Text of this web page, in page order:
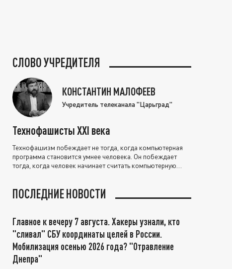
СЛОВО УЧРЕДИТЕЛЯ
КОНСТАНТИН МАЛОФЕЕВ
Учредитель телеканала "Царьград"
Технофашисты XXI века
Технофашизм побеждает не тогда, когда компьютерная
программа становится умнее человека. Он побеждает
тогда, когда человек начинает считать компьютерную
ПОСЛЕДНИЕ НОВОСТИ
Главное к вечеру 7 августа. Хакеры узнали, кто
"сливал" СБУ координаты целей в России.
Мобилизация осенью 2026 года? "Отравление
Днепра"